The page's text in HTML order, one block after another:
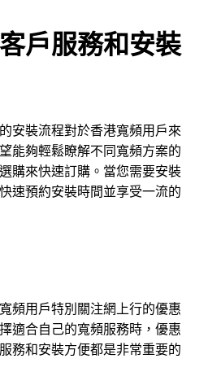
戶服務和安裝
安裝流程對於香港寬頻用戶來
能夠輕鬆瞭解不同寬頻方案的
購來快速訂購。當您需要安裝
速預約安裝時間並享受一流的
頻用戶特別關注網上行的優惠
適合自己的寬頻服務時，優惠
務和安裝方便都是非常重要的